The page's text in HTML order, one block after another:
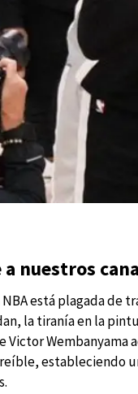
nuestros
está plagada de
la tiranía en la
Victor Wembanyama
estableciendo